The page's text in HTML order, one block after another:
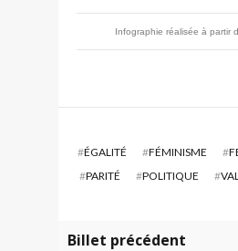
Infographie réalisée à partir
#ÉGALITÉ #FÉMINISME #
#PARITÉ #POLITIQUE #
Billet précédent